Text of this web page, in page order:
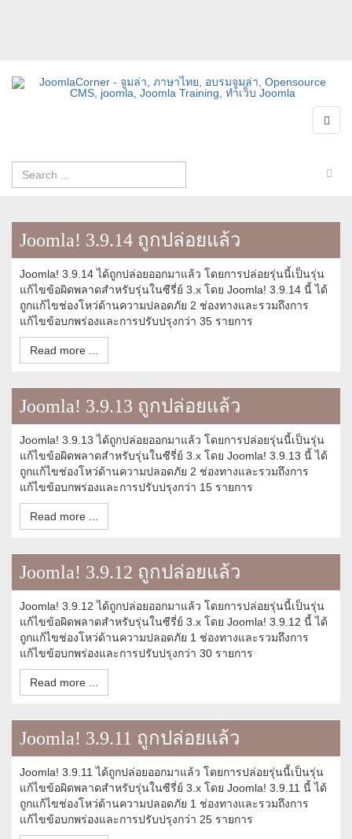
Joomla! 3.9.14 ถูกปล่อยแล้ว
Joomla! 3.9.14 ได้ถูกปล่อยออกมาแล้ว โดยการปล่อยรุ่นนี้เป็นรุ่น
แก้ไขข้อผิดพลาดสำหรับรุ่นในซีรี่ย์ 3.x โดย Joomla! 3.9.14 นี้ ได้
ถูกแก้ไขช่องโหว่ด้านความปลอดภัย 2 ช่องทางและรวมถึงการ
แก้ไขข้อบกพร่องและการปรับปรุงกว่า 35 รายการ
Read more ...
Joomla! 3.9.13 ถูกปล่อยแล้ว
Joomla! 3.9.13 ได้ถูกปล่อยออกมาแล้ว โดยการปล่อยรุ่นนี้เป็นรุ่น
แก้ไขข้อผิดพลาดสำหรับรุ่นในซีรี่ย์ 3.x โดย Joomla! 3.9.13 นี้ ได้
ถูกแก้ไขช่องโหว่ด้านความปลอดภัย 2 ช่องทางและรวมถึงการ
แก้ไขข้อบกพร่องและการปรับปรุงกว่า 15 รายการ
Read more ...
Joomla! 3.9.12 ถูกปล่อยแล้ว
Joomla! 3.9.12 ได้ถูกปล่อยออกมาแล้ว โดยการปล่อยรุ่นนี้เป็นรุ่น
แก้ไขข้อผิดพลาดสำหรับรุ่นในซีรี่ย์ 3.x โดย Joomla! 3.9.12 นี้ ได้
ถูกแก้ไขช่องโหว่ด้านความปลอดภัย 1 ช่องทางและรวมถึงการ
แก้ไขข้อบกพร่องและการปรับปรุงกว่า 30 รายการ
Read more ...
Joomla! 3.9.11 ถูกปล่อยแล้ว
Joomla! 3.9.11 ได้ถูกปล่อยออกมาแล้ว โดยการปล่อยรุ่นนี้เป็นรุ่น
แก้ไขข้อผิดพลาดสำหรับรุ่นในซีรี่ย์ 3.x โดย Joomla! 3.9.11 นี้ ได้
ถูกแก้ไขช่องโหว่ด้านความปลอดภัย 1 ช่องทางและรวมถึงการ
แก้ไขข้อบกพร่องและการปรับปรุงกว่า 25 รายการ